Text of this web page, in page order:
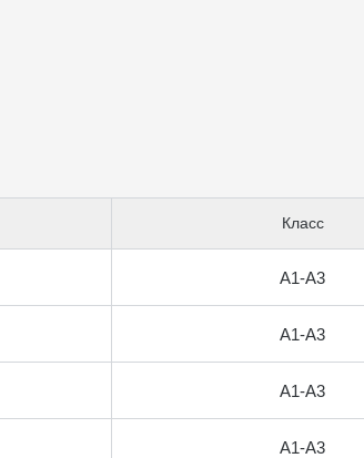
Класс
А1-А3
А1-А3
А1-А3
А1-А3